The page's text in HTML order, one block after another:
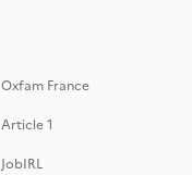
Oxfam France
Article 1
JobIRL